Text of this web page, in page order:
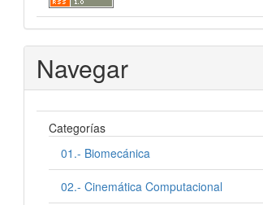
Navegar
Categorías
01.- Biomecánica
02.- Cinemática Computacional